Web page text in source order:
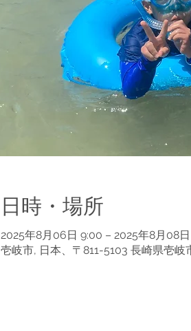
日時・場所
2025年8月06日 9:00 – 2025年8月08
壱岐市, 日本、〒811-5103 長崎県壱岐